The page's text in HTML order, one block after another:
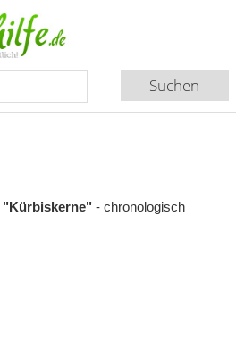
"Kürbiskerne" - chronologisch